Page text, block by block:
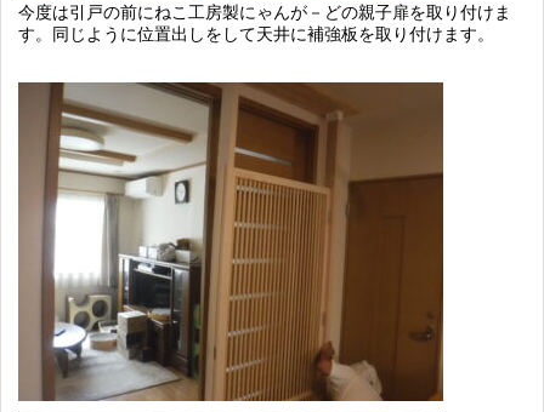
今度は引戸の前にねこ工房製にゃんが－どの親子扉を取り付けま
す。同じように位置出しをして天井に補強板を取り付けます。